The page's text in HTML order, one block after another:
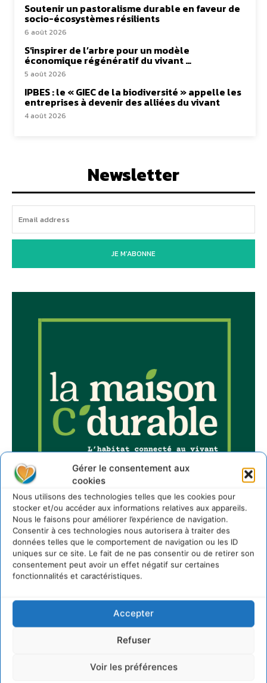
Gérer le consentement aux
cookies
Nous utilisons des technologies telles que les cookies pour
stocker et/ou accéder aux informations relatives aux appareils.
Nous le faisons pour améliorer l’expérience de navigation.
Consentir à ces technologies nous autorisera à traiter des
données telles que le comportement de navigation ou les ID
uniques sur ce site. Le fait de ne pas consentir ou de retirer son
consentement peut avoir un effet négatif sur certaines
fonctionnalités et caractéristiques.
Accepter
Refuser
Voir les préférences
Soutenir un pastoralisme durable en faveur de
socio-écosystèmes résilients
6 août 2026
S’inspirer de l’arbre pour un modèle
économique régénératif du vivant …
5 août 2026
IPBES : le « GIEC de la biodiversité » appelle les
entreprises à devenir des alliées du vivant
4 août 2026
Newsletter
JE M'ABONNE
Sur Cdurable
Comment le sol français a perdu sa mémoire
hydrique et déréglé tout le territoire (2020-2026)
non humaines avec les communs de Zoepolis